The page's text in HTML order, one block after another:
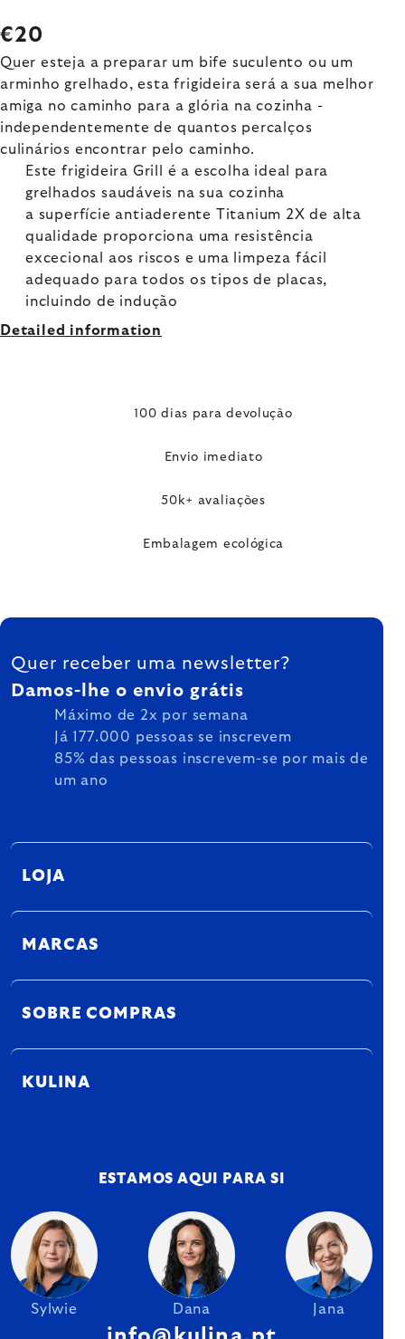
€20
Quer esteja a preparar um bife suculento ou um
arminho grelhado, esta frigideira será a sua melhor
amiga no caminho para a glória na cozinha -
independentemente de quantos percalços
culinários encontrar pelo caminho.
Este frigideira Grill é a escolha ideal para
grelhados saudáveis na sua cozinha
a superfície antiaderente Titanium 2X de alta
qualidade proporciona uma resistência
excecional aos riscos e uma limpeza fácil
adequado para todos os tipos de placas,
incluindo de indução
Detailed information
100 dias para devolução
Envio imediato
50k+ avaliações
Embalagem ecológica
FOOTER
Quer receber uma newsletter?
Damos-lhe o envio grátis
Máximo de 2x por semana
Já 177.000 pessoas se inscrevem
85% das pessoas inscrevem-se por mais de
um ano
LOJA
MARCAS
SOBRE COMPRAS
KULINA
ESTAMOS AQUI PARA SI
Sylwie Dana Jana